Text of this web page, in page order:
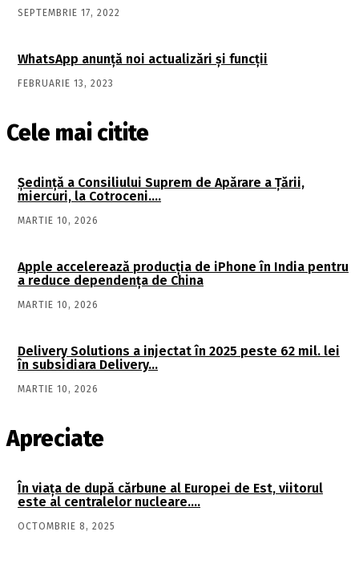
SEPTEMBRIE 17, 2022
WhatsApp anunță noi actualizări și funcții
FEBRUARIE 13, 2023
Cele mai citite
Şedinţă a Consiliului Suprem de Apărare a Ţării,
miercuri, la Cotroceni….
MARTIE 10, 2026
Apple accelerează producția de iPhone în India pentru
a reduce dependența de China
MARTIE 10, 2026
Delivery Solutions a injectat în 2025 peste 62 mil. lei
în subsidiara Delivery…
MARTIE 10, 2026
Apreciate
În viaţa de după cărbune al Europei de Est, viitorul
este al centralelor nucleare….
OCTOMBRIE 8, 2025